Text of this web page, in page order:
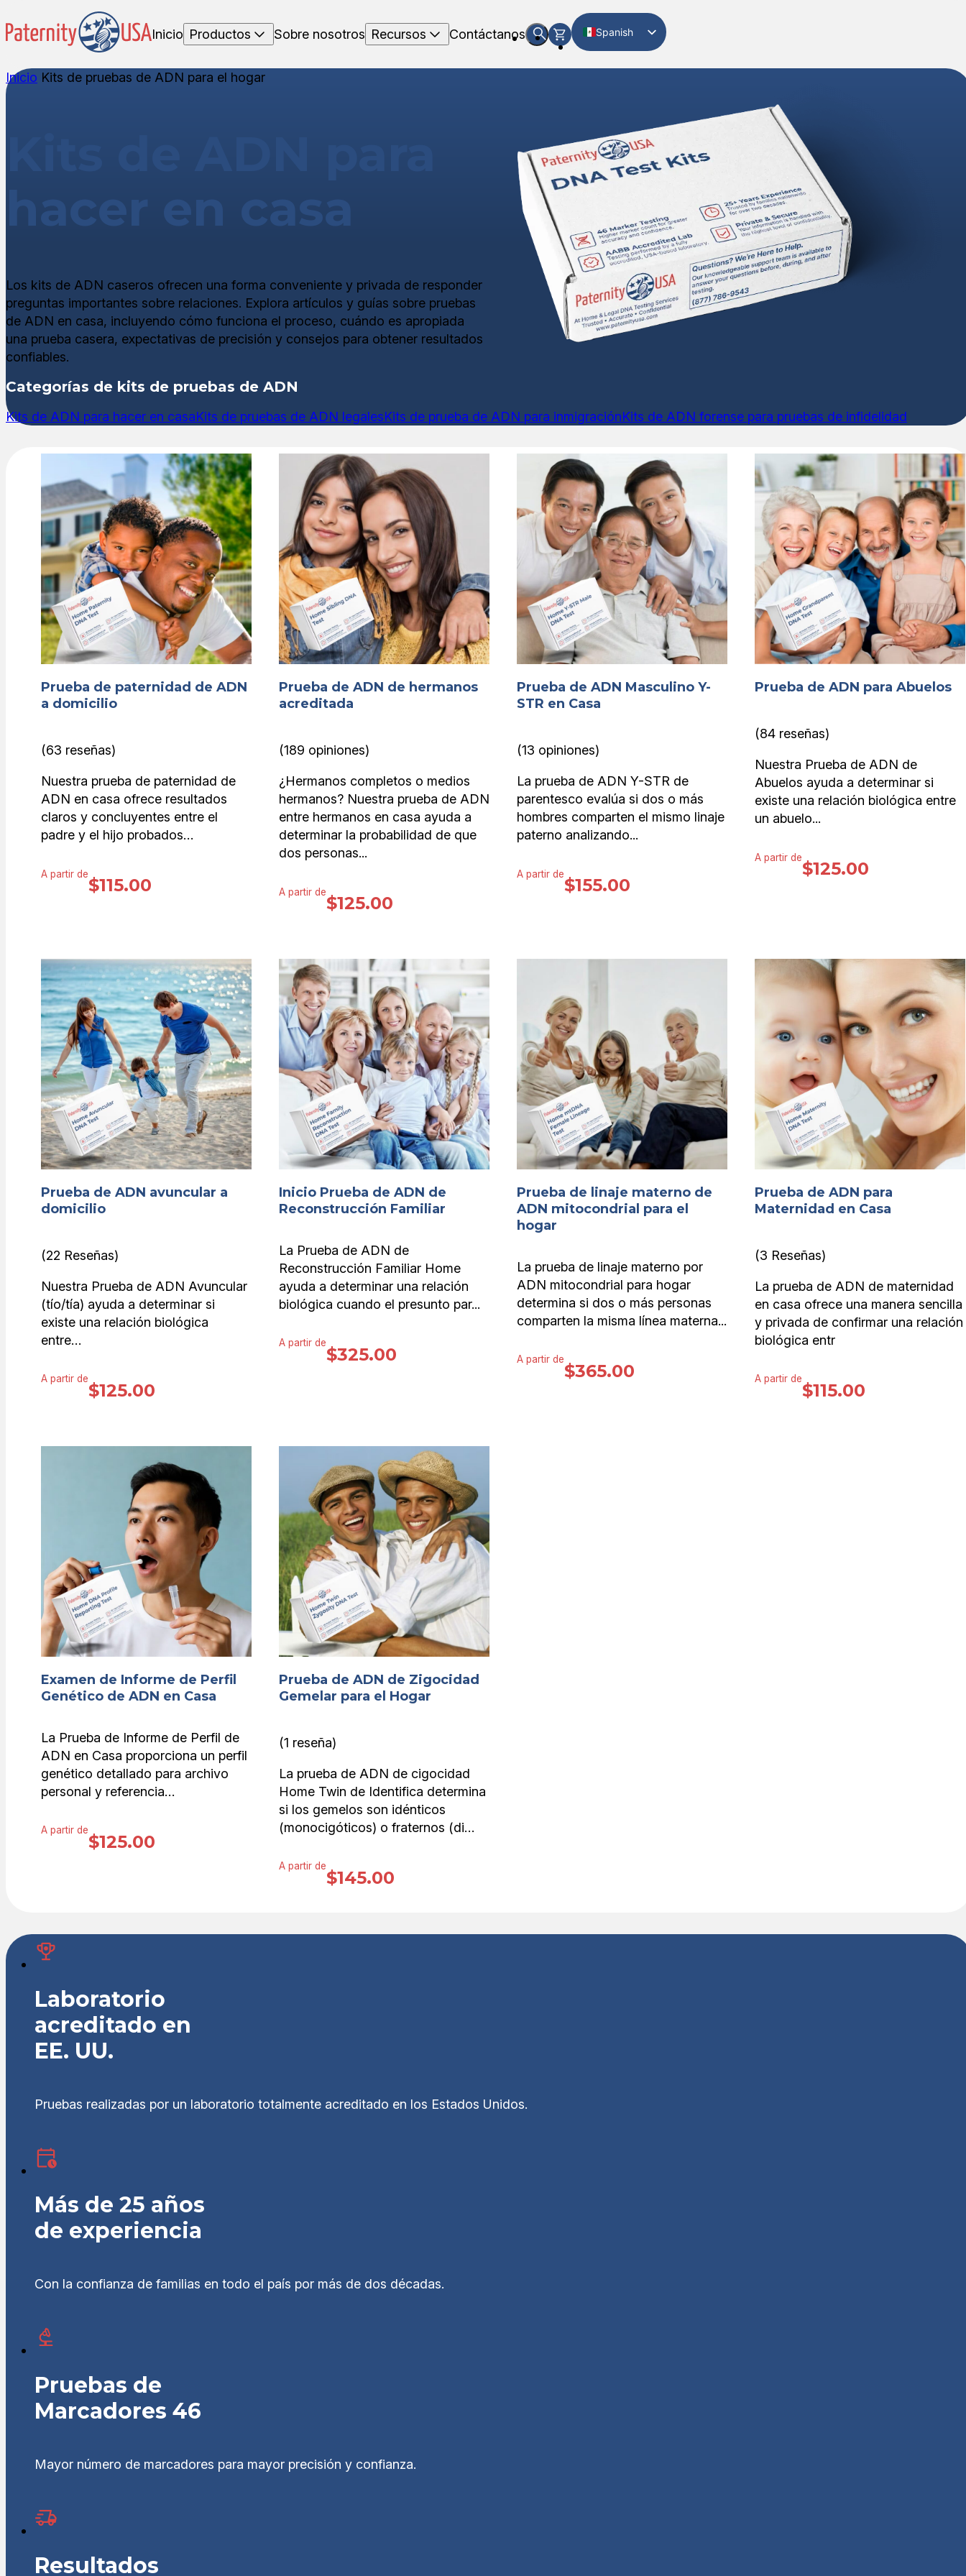
Inicio Productos Sobre nosotros Recursos Contáctanos
Spanish
Inicio Kits de pruebas de ADN para el hogar
hacer en casa
Los kits de ADN caseros ofrecen una forma conveniente y privada de responder
preguntas importantes sobre relaciones. Explora artículos y guías sobre pruebas
de ADN en casa, incluyendo cómo funciona el proceso, cuándo es apropiada
una prueba casera, expectativas de precisión y consejos para obtener resultados
confiables.
Categorías de kits de pruebas de ADN
Kits de ADN para hacer en casaKits de pruebas de ADN legalesKits de prueba de ADN para inmigraciónKits de ADN forense para pruebas de infidelidad
Prueba de paternidad de ADN
a domicilio
(63 reseñas)
Nuestra prueba de paternidad de
ADN en casa ofrece resultados
claros y concluyentes entre el
padre y el hijo probados…
A partir de
$115.00
Prueba de ADN de hermanos
acreditada
(189 opiniones)
¿Hermanos completos o medios
hermanos? Nuestra prueba de ADN
entre hermanos en casa ayuda a
determinar la probabilidad de que
dos personas...
A partir de
$125.00
Prueba de ADN Masculino Y-
STR en Casa
(13 opiniones)
La prueba de ADN Y-STR de
parentesco evalúa si dos o más
hombres comparten el mismo linaje
paterno analizando...
A partir de
$155.00
Prueba de ADN para Abuelos
(84 reseñas)
Nuestra Prueba de ADN de
Abuelos ayuda a determinar si
existe una relación biológica entre
un abuelo...
A partir de
$125.00
Prueba de ADN avuncular a
domicilio
(22 Reseñas)
Nuestra Prueba de ADN Avuncular
(tío/tía) ayuda a determinar si
existe una relación biológica
entre…
A partir de
$125.00
Inicio Prueba de ADN de
Reconstrucción Familiar
La Prueba de ADN de
Reconstrucción Familiar Home
ayuda a determinar una relación
biológica cuando el presunto par...
A partir de
$325.00
Prueba de linaje materno de
ADN mitocondrial para el
hogar
La prueba de linaje materno por
ADN mitocondrial para hogar
determina si dos o más personas
comparten la misma línea materna...
A partir de
$365.00
Prueba de ADN para
Maternidad en Casa
(3 Reseñas)
La prueba de ADN de maternidad
en casa ofrece una manera sencilla
y privada de confirmar una relación
biológica entr
A partir de
$115.00
Examen de Informe de Perfil
Genético de ADN en Casa
La Prueba de Informe de Perfil de
ADN en Casa proporciona un perfil
genético detallado para archivo
personal y referencia…
A partir de
$125.00
Prueba de ADN de Zigocidad
Gemelar para el Hogar
(1 reseña)
La prueba de ADN de cigocidad
Home Twin de Identifica determina
si los gemelos son idénticos
(monocigóticos) o fraternos (di…
A partir de
$145.00
Laboratorio
acreditado en
EE. UU.
Pruebas realizadas por un laboratorio totalmente acreditado en los Estados Unidos.
Más de 25 años
de experiencia
Con la confianza de familias en todo el país por más de dos décadas.
Pruebas de
Marcadores 46
Mayor número de marcadores para mayor precisión y confianza.
Resultados